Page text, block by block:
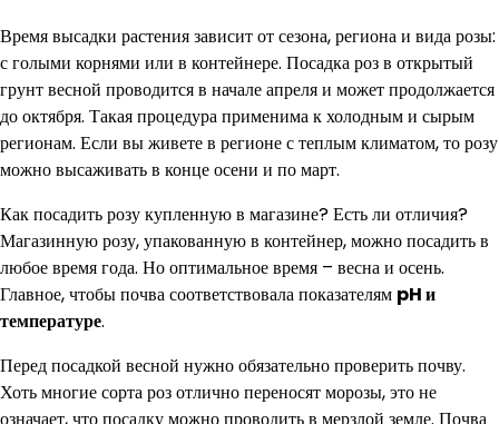
Время высадки растения зависит от сезона, региона и вида розы:
с голыми корнями или в контейнере. Посадка роз в открытый
грунт весной проводится в начале апреля и может продолжается
до октября. Такая процедура применима к холодным и сырым
регионам. Если вы живете в регионе с теплым климатом, то розу
можно высаживать в конце осени и по март.
Как посадить розу купленную в магазине? Есть ли отличия?
Магазинную розу, упакованную в контейнер, можно посадить в
любое время года. Но оптимальное время – весна и осень.
Главное, чтобы почва соответствовала показателям pH и
температуре.
Перед посадкой весной нужно обязательно проверить почву.
Хоть многие сорта роз отлично переносят морозы, это не
означает, что посадку можно проводить в мерзлой земле. Почва